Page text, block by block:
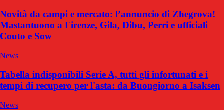
Novità da campi e mercato: l’annuncio di Zhegrova!
Mastantuono a Firenze, Gila, Dibu, Perri e ufficiali
Couto e Sow
News
Tabella indisponibili Serie A, tutti gli infortunati e i
tempi di recupero per l'asta: da Buongiorno a Isaksen
News